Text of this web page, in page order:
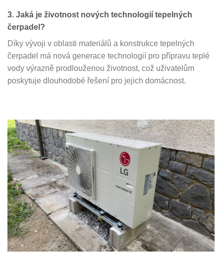
3. Jaká je životnost nových technologií tepelných
čerpadel?
Díky vývoji v oblasti materiálů a konstrukce tepelných
čerpadel má nová generace technologií pro přípravu teplé
vody výrazně prodlouženou životnost, což uživatelům
poskytuje dlouhodobé řešení pro jejich domácnost.